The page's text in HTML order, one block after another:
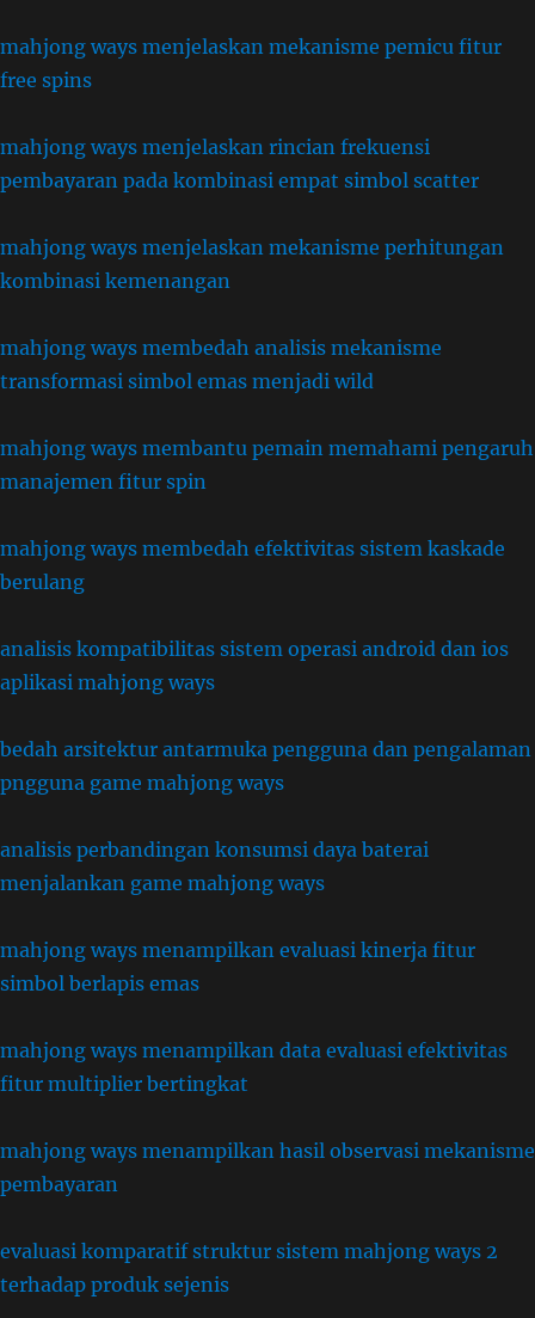
mahjong ways menjelaskan mekanisme pemicu fitur
free spins
mahjong ways menjelaskan rincian frekuensi
pembayaran pada kombinasi empat simbol scatter
mahjong ways menjelaskan mekanisme perhitungan
kombinasi kemenangan
mahjong ways membedah analisis mekanisme
transformasi simbol emas menjadi wild
mahjong ways membantu pemain memahami pengaruh
manajemen fitur spin
mahjong ways membedah efektivitas sistem kaskade
berulang
analisis kompatibilitas sistem operasi android dan ios
aplikasi mahjong ways
bedah arsitektur antarmuka pengguna dan pengalaman
pngguna game mahjong ways
analisis perbandingan konsumsi daya baterai
menjalankan game mahjong ways
mahjong ways menampilkan evaluasi kinerja fitur
simbol berlapis emas
mahjong ways menampilkan data evaluasi efektivitas
fitur multiplier bertingkat
mahjong ways menampilkan hasil observasi mekanisme
pembayaran
evaluasi komparatif struktur sistem mahjong ways 2
terhadap produk sejenis